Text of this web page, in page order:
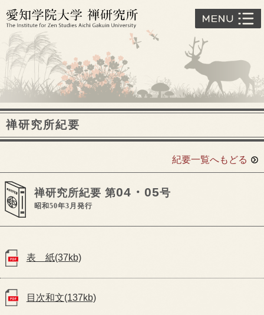
禅研究所紀要
紀要一覧へもどる
禅研究所紀要 第04・05号
昭和50年3月発行
表 紙(37kb)
目次和文(137kb)